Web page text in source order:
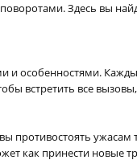
Здесь вы
и особенностями.
встретить все
противостоять ужасам
как принести новые